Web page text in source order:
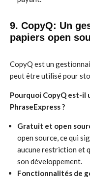
9. CopyQ: Un
papiers open
CopyQ est un
peut être utilisé pour
Pourquoi CopyQ est-
PhraseExpress ?
Gratuit et open
open source, ce qui
aucune restriction et
son développement.
Fonctionnalités de